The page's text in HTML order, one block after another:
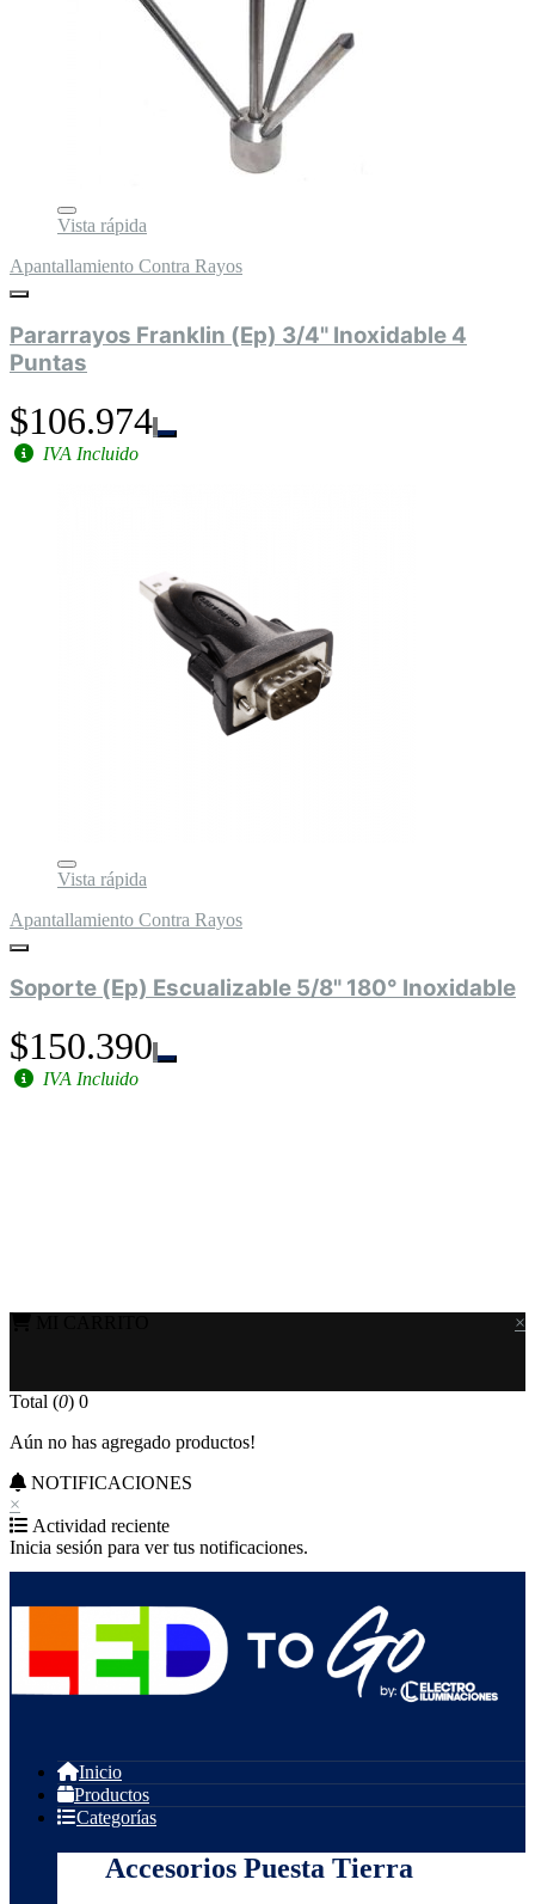
Vista rápida
Apantallamiento Contra Rayos
Pararrayos Franklin (Ep) 3/4" Inoxidable 4
Puntas
$106.974
IVA Incluido
Vista rápida
Apantallamiento Contra Rayos
Soporte (Ep) Escualizable 5/8" 180° Inoxidable
$150.390
IVA Incluido
×
Total (0) 0
Aún no has agregado productos!
NOTIFICACIONES
×
Actividad reciente
Inicia sesión para ver tus notificaciones.
Inicio
Productos
Categorías
Accesorios Puesta Tierra